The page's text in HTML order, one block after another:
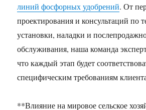
линий фосфорных удобрений. От
проектирования и консультаций по
установки, наладки и
обслуживания, наша команда
что каждый этап будет
специфическим требованиям
**Влияние на мировое сельское